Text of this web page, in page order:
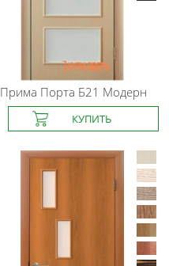
Прима Порта Б21 Модерн